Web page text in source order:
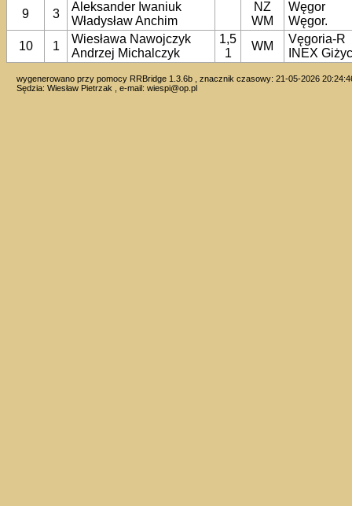
9
3
Aleksander Iwaniuk NZ
Węgor
Władysław Anchim
WM
Węgor.
10
1
Wiesława Nawojczyk 1,5
WM
Vęgoria-R
Andrzej Michalczyk
1 INEX
wygenerowano przy pomocy RRBridge 1.3.6b , znacznik czasowy: 21-05-2026
Sędzia: Wiesław Pietrzak , e-mail:wiespi@op.pl